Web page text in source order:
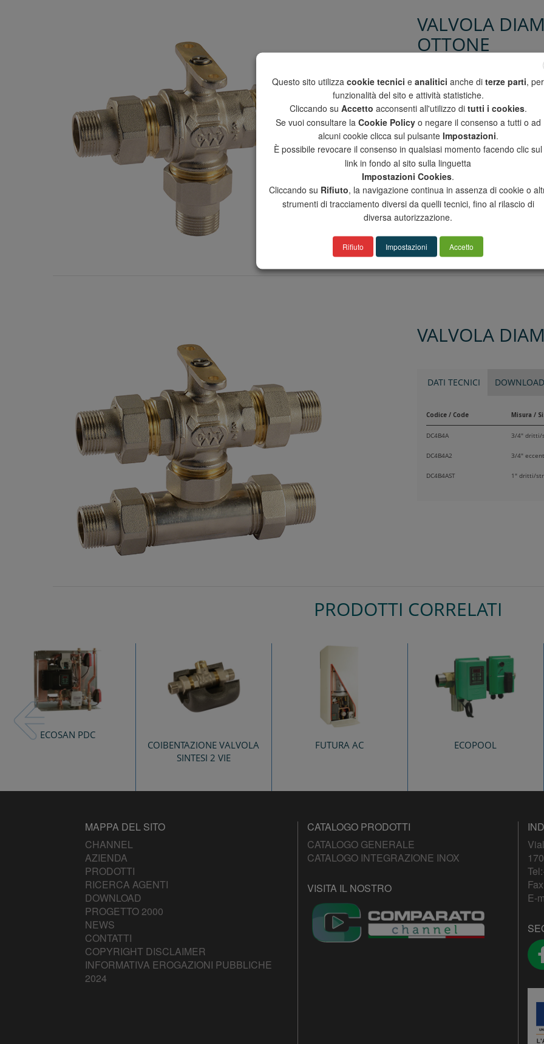
VALVOLA
OTTONE
SFERA 2 FORI
DATI TECNICI DOWNLOAD
Codice / Code
3/4"
DC3C2A 1"
VALVOLA
DATI TECNICI DOWNLOAD
Codice / Code Misura /
DC4B4A 3/4" dritti/
DC4B4A2 3/4"
DC4B4AST 1" dritti/
PRODOTTI CORRELATI
ECOSAN PDC
COIBENTAZIONE VALVOLA
SINTESI 2 VIE
FUTURA AC ECOPOOL
Previous
MAPPA DEL SITO
CHANNEL
AZIENDA
PRODOTTI
RICERCA AGENTI
DOWNLOAD
PROGETTO 2000
NEWS
CONTATTI
COPYRIGHT DISCLAIMER
INFORMATIVA EROGAZIONI PUBBLICHE
2024
CATALOGO PRODOTTI
CATALOGO GENERALE
CATALOGO INTEGRAZIONE INOX
VISITA IL NOSTRO
Tel:
E-
Questo sito utilizza cookie tecnici e analitici anche di terze parti, per
funzionalità del sito e attività statistiche.
Cliccando su Accetto acconsenti all'utilizzo di tutti i cookies.
Se vuoi consultare la Cookie Policyo negare il consenso a tutti o ad
alcuni cookie clicca sul pulsante Impostazioni.
È possibile revocare il consenso in qualsiasi momento facendo clic sul
link in fondo al sito sulla linguetta
Impostazioni Cookies.
Cliccando su Rifiuto, la navigazione continua in assenza di cookie o
strumenti di tracciamento diversi da quelli tecnici, fino al rilascio di
diversa autorizzazione.
Rifiuto Impostazioni Accetto